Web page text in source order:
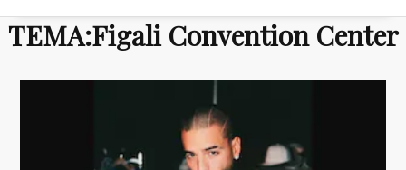
TEMA:Figali Convention Center